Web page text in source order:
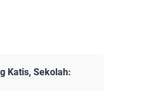
Katis, Sekolah: